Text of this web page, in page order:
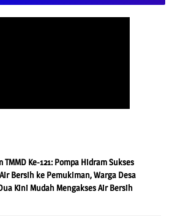
TMMD Ke-121: Pompa Hidram Sukses
Bersih ke Pemukiman, Warga Desa
Kini Mudah Mengakses Air Bersih